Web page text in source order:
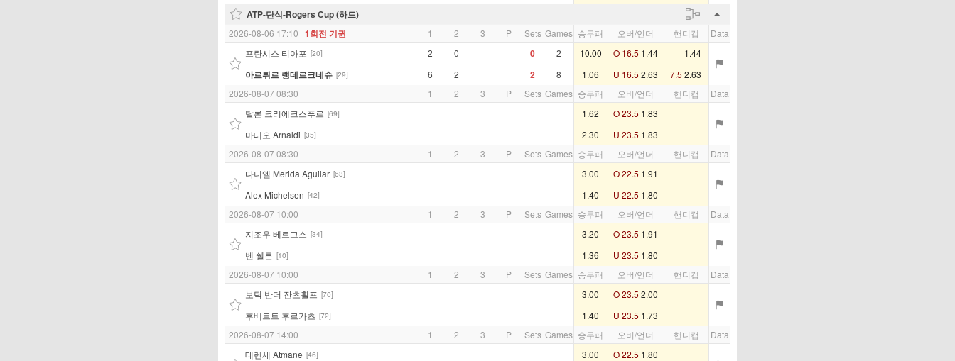
ATP-단식-Rogers Cup (하드)
2026-08-06 17:10 1회전 기권 1 2 3 P Sets Games 승무패 오버/언더 핸디캡
Data
프란시스 티아포 [20] 2 0 0 2 10.00 O 16.5 1.44 1.44
아르튀르 랭데르크네슈 [29] 6 2 2 8 1.06 U 16.5 2.63 7.5 2.63
2026-08-07 08:30
1 2 3 P Sets Games 승무패 오버/언더 핸디캡
Data
탈론 크리에크스푸르 [69] 1.62 O 23.5 1.83
마테오 Arnaldi [35] 2.30 U 23.5 1.83
2026-08-07 08:30
1 2 3 P Sets Games 승무패 오버/언더 핸디캡
Data
다니엘 Merida Aguilar [63] 3.00 O 22.5 1.91
Alex Michelsen [42] 1.40 U 22.5 1.80
2026-08-07 10:00
1 2 3 P Sets Games 승무패 오버/언더 핸디캡
Data
지조우 베르그스 [34] 3.20 O 23.5 1.91
벤 쉘튼 [10] 1.36 U 23.5 1.80
2026-08-07 10:00
1 2 3 P Sets Games 승무패 오버/언더 핸디캡
Data
보틱 반더 잔츠휠프 [70] 3.00 O 23.5 2.00
후베르트 후르카츠 [72] 1.40 U 23.5 1.73
2026-08-07 14:00
1 2 3 P Sets Games 승무패 오버/언더 핸디캡
Data
테렌세 Atmane [46] 3.00 O 22.5 1.80